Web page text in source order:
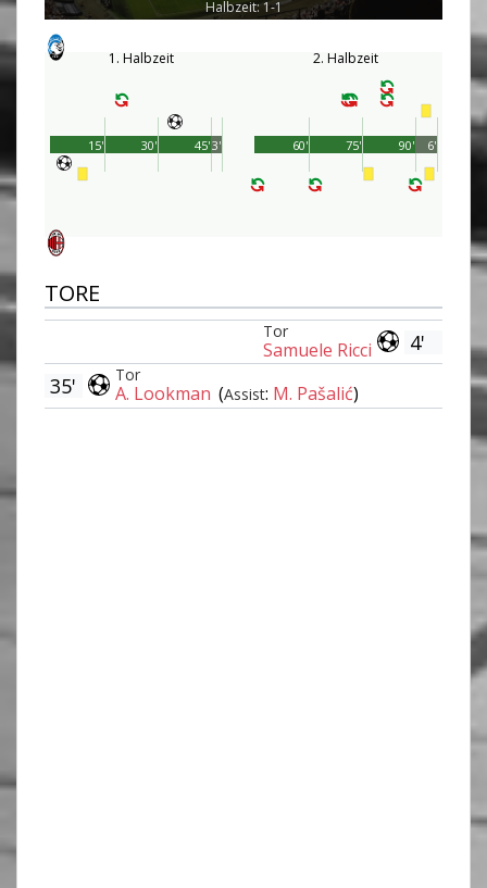
Halbzeit: 1-1
1. Halbzeit
45'
15' 30' 3'
2. Halbzeit
90'
60' 75' 6'
TORE
4'
Tor
Samuele Ricci
Tor
A. Lookman (Assist: M. Pašalić)
35'